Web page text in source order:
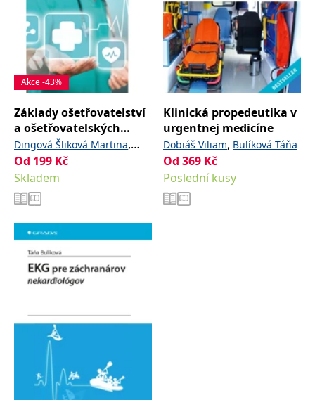
Akce -43%
Základy ošetřovatelství
a ošetřovatelských
postupů
Dingová Šliková Martina,
Vrabelová Lucia
Lucie
Od 199 Kč
Skladem
Klinická propedeutika v
urgentnej medicíne
Dobiáš Viliam, Bulíková Táňa
Od 369 Kč
Poslední kusy